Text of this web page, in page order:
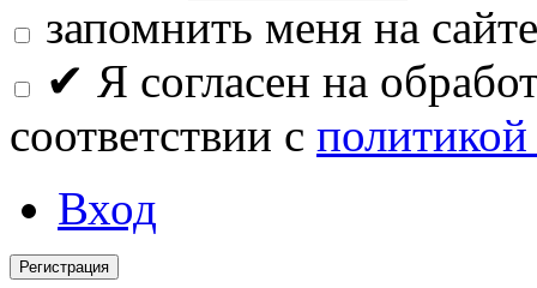
запомнить меня на сайте
✔ Я согласен на
соответствии с
Вход
Регистрация